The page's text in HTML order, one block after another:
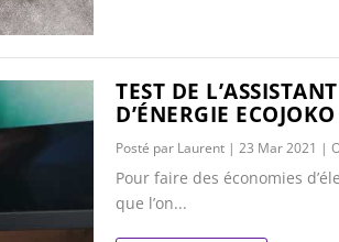
TEST DE
D’ÉNERGIE ECOJOKO
Posté par Laurent |23 Mar 2021 |
Pour faire des économies
que l’on...